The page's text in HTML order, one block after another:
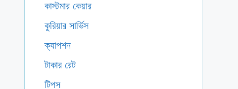
কাস্টমার কেয়ার
কুরিয়ার সার্ভিস
ক্যাপশন
টাকার রেট
টিপস